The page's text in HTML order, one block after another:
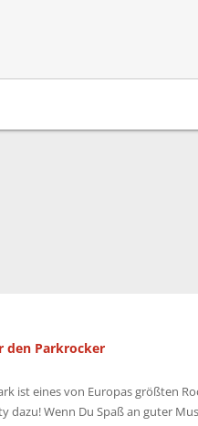
den Parkrocker
ist eines von Europas größten
dazu! Wenn Du Spaß an guter